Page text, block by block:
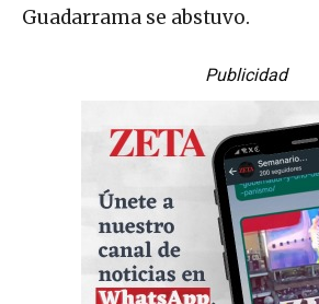
Guadarrama se abstuvo.
Publicidad